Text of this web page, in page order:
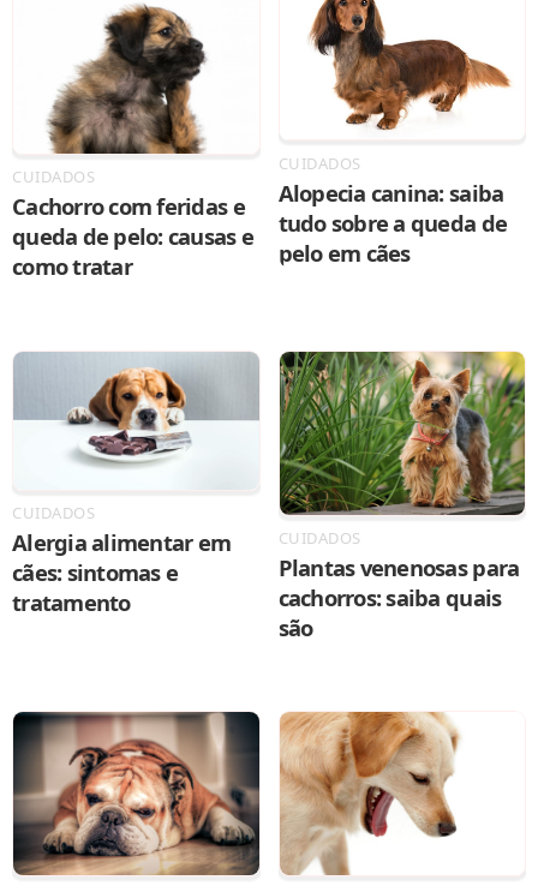
CUIDADOS
Cachorro com feridas e
queda de pelo: causas e
como tratar
CUIDADOS
Alopecia canina: saiba
tudo sobre a queda de
pelo em cães
CUIDADOS
Alergia alimentar em
cães: sintomas e
tratamento
CUIDADOS
Plantas venenosas para
cachorros: saiba quais
são